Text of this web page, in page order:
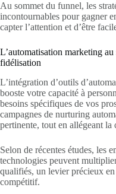
Au sommet du funnel, les
incontournables pour gagner
capter l’attention et d’être
L’automatisation marketing
fidélisation
L’intégration d’outils
booste votre capacité à
besoins spécifiques de vos
campagnes de nurturing
pertinente, tout en allégeant
Selon de récentes études, les
technologies peuvent
qualifiés, un levier précieux
compétitif.